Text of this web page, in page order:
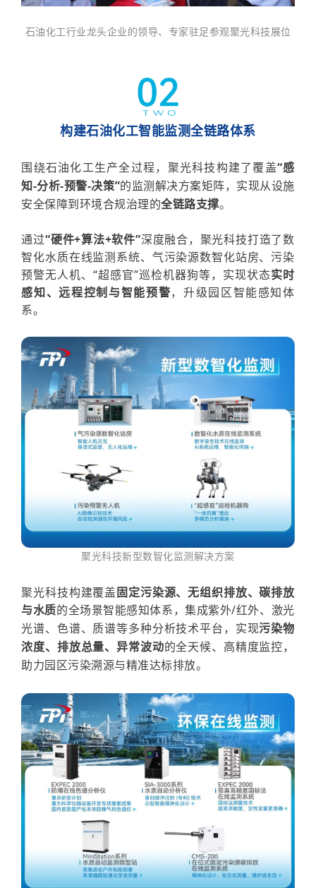
石油化工行业龙头企业的领导、专家驻足参观聚光科技展位
构建石油化工智能监测全链路体系
围绕石油化工生产全过程，聚光科技构建了覆盖“感
知-分析-预警-决策”的监测解决方案矩阵，实现从设施
安全保障到环境合规治理的全链路支撑。
通过“硬件+算法+软件”深度融合，聚光科技打造了数
智化水质在线监测系统、气污染源数智化站房、污染
预警无人机、“超感官”巡检机器狗等，实现状态实时
感知、远程控制与智能预警，升级园区智能感知体
系。
聚光科技新型数智化监测解决方案
聚光科技构建覆盖固定污染源、无组织排放、碳排放
与水质的全场景智能感知体系，集成紫外/红外、激光
光谱、色谱、质谱等多种分析技术平台，实现污染物
浓度、排放总量、异常波动的全天候、高精度监控，
助力园区污染溯源与精准达标排放。